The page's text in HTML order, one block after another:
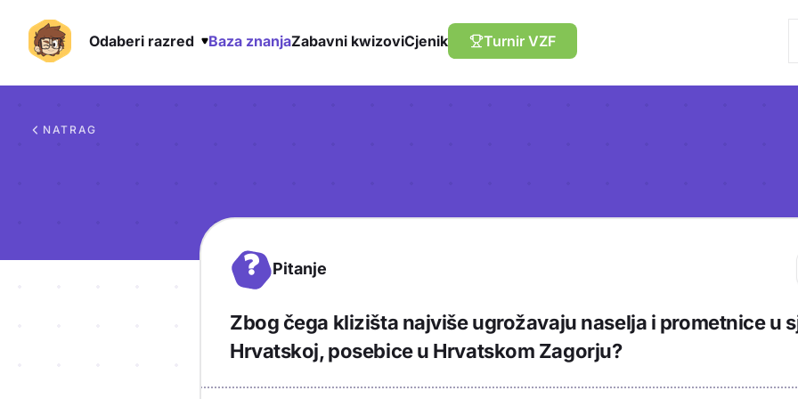
Odaberi razred Baza znanjaZabavni kwizoviCjenik Turnir VZF
NATRAG
? Pitanje
Trebaš biti
sadržaj u
Zbog čega klizišta najviše ugrožavaju naselja i prometnice u
Hrvatskoj, posebice u Hrvatskom Zagorju?